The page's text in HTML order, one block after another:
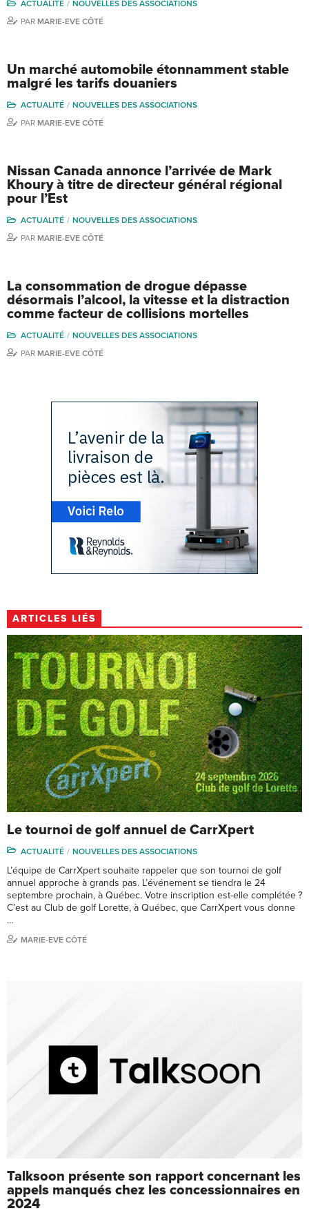
ACTUALITÉ
NOUVELLES DES ASSOCIATIONS
PAR MARIE-EVE CÔTÉ
Un marché automobile étonnamment stable
malgré les tarifs douaniers
ACTUALITÉ
NOUVELLES DES ASSOCIATIONS
PAR MARIE-EVE CÔTÉ
Nissan Canada annonce l’arrivée de Mark
Khoury à titre de directeur général régional
pour l’Est
ACTUALITÉ
NOUVELLES DES ASSOCIATIONS
PAR MARIE-EVE CÔTÉ
La consommation de drogue dépasse
désormais l’alcool, la vitesse et la distraction
comme facteur de collisions mortelles
ACTUALITÉ
NOUVELLES DES ASSOCIATIONS
PAR MARIE-EVE CÔTÉ
ARTICLES LIÉS
Le tournoi de golf annuel de CarrXpert
ACTUALITÉ NOUVELLES DES ASSOCIATIONS
L’équipe de CarrXpert souhaite rappeler que son tournoi de golf
annuel approche à grands pas. L’événement se tiendra le 24
septembre prochain, à Québec. Votre inscription est-elle complétée ?
C’est au Club de golf Lorette, à Québec, que CarrXpert vous donne
…
MARIE-EVE CÔTÉ
Talksoon présente son rapport concernant les
appels manqués chez les concessionnaires en
2024